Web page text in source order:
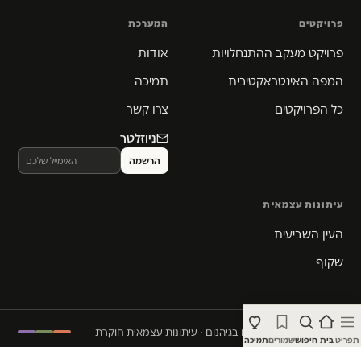
תפריטבית חיפוששמוריםתמיכה
פרויקטים
פרויקט מעקב ההתנחלויות
המפה האינטראקטיבית
כל הפרויקטים
המערכת
אודות
תמיכה
צרו קשר
ניוזלטר
עיתונות עצמאית
העין השביעית
שקוף
© 2026 המקום הכי חם בגיהנום · עיתונות עצמאית חוקרת